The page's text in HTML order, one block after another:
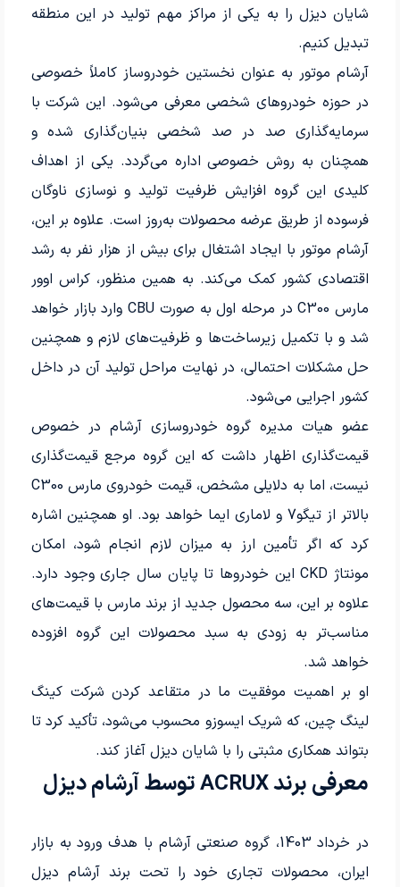
شایان دیزل را به یکی از مراکز مهم تولید در این منطقه
تبدیل کنیم.
آرشام موتور به عنوان نخستین خودروساز کاملاً خصوصی
در حوزه خودروهای شخصی معرفی می‌شود. این شرکت با
سرمایه‌گذاری صد در صد شخصی بنیان‌گذاری شده و
همچنان به روش خصوصی اداره می‌گردد. یکی از اهداف
کلیدی این گروه افزایش ظرفیت تولید و نوسازی ناوگان
فرسوده از طریق عرضه محصولات به‌روز است. علاوه بر این،
آرشام موتور با ایجاد اشتغال برای بیش از هزار نفر به رشد
اقتصادی کشور کمک می‌کند. به همین منظور، کراس اوور
مارس C300 در مرحله اول به صورت CBU وارد بازار خواهد
شد و با تکمیل زیرساخت‌ها و ظرفیت‌های لازم و همچنین
حل مشکلات احتمالی، در نهایت مراحل تولید آن در داخل
کشور اجرایی می‌شود.
عضو هیات مدیره گروه خودروسازی آرشام در خصوص
قیمت‌گذاری اظهار داشت که این گروه مرجع قیمت‌گذاری
نیست، اما به دلایلی مشخص، قیمت خودروی مارس C300
بالاتر از تیگو7 و لاماری ایما خواهد بود. او همچنین اشاره
کرد که اگر تأمین ارز به میزان لازم انجام شود، امکان
مونتاژ CKD این خودروها تا پایان سال جاری وجود دارد.
علاوه بر این، سه محصول جدید از برند مارس با قیمت‌های
مناسب‌تر به زودی به سبد محصولات این گروه افزوده
خواهد شد.
او بر اهمیت موفقیت ما در متقاعد کردن شرکت کینگ
لینگ چین، که شریک ایسوزو محسوب می‌شود، تأکید کرد تا
بتواند همکاری مثبتی را با شایان دیزل آغاز کند.
معرفی برند ACRUX توسط آرشام دیزل
در خرداد 1403، گروه صنعتی آرشام با هدف ورود به بازار
ایران، محصولات تجاری خود را تحت برند آرشام دیزل